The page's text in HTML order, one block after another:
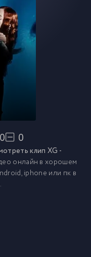
0 0
клип XG -
онлайн в хорошем
iphone или пк в